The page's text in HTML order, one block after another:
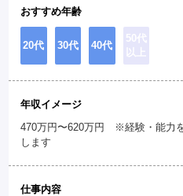
おすすめ年齢
20代 30代 40代
50代
以上
年収イメージ
470万円〜620万円 ※経験・能力
します
仕事内容